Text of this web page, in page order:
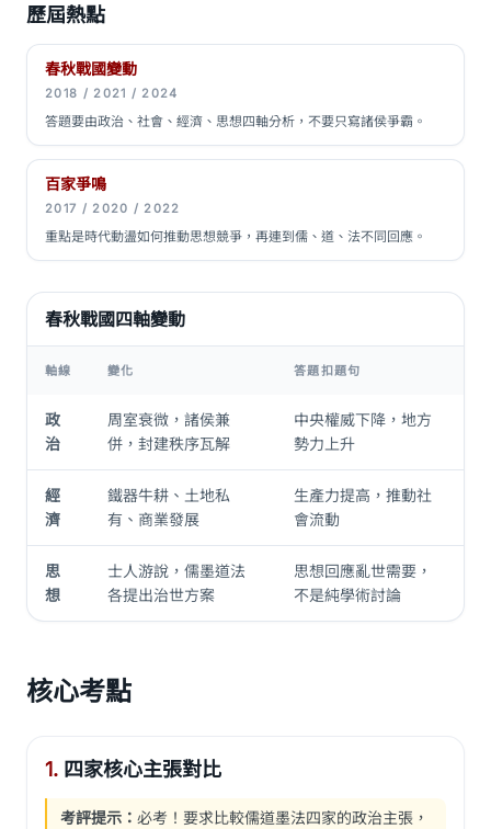
歷屆熱點
春秋戰國變動
2018 / 2021 / 2024
答題要由政治、社會、經濟、思想四軸分析，不要只寫諸侯爭霸。
百家爭鳴
2017 / 2020 / 2022
重點是時代動盪如何推動思想競爭，再連到儒、道、法不同回應。
春秋戰國四軸變動
軸線 變化 答題扣題句
政
治
周室衰微，諸侯兼
併，封建秩序瓦解
中央權威下降，地方
勢力上升
經
濟
鐵器牛耕、土地私
有、商業發展
生產力提高，推動社
會流動
思
想
士人游說，儒墨道法
各提出治世方案
思想回應亂世需要，
不是純學術討論
核心考點
1. 四家核心主張對比
考評提示： 必考！要求比較儒道墨法四家的政治主張，